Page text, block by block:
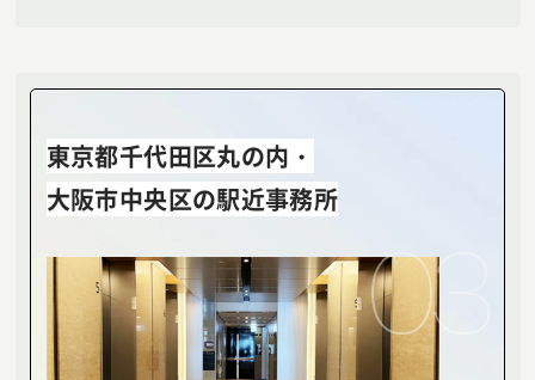
東京都千代田区丸の内・
大阪市中央区の駅近事務所
03